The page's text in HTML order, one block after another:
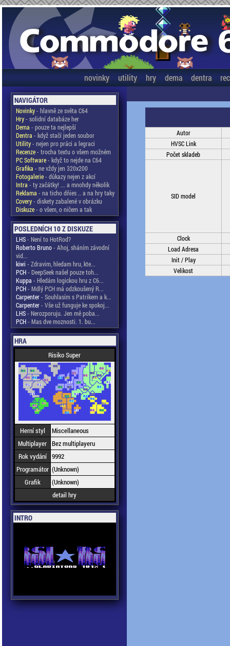
novinky utility hry dema dentra
NAVIGÁTOR
Novinky- hlavně ze světa C64
Hry- solidní databáze her
Dema - pouze ta nejlepší
Dentra - když stačí jeden soubor
Utility- nejen pro práci a legraci
Recenze- trocha textu o všem možném
PC Software- když to nejde na C64
Grafika - ne vždy jen 320x200
Fotogalerie- důkazy nejen z akcí
Intra - ty začátky! ... a mnohdy několik
Reklama - na ticho dňies .. a na hry taky
Covery- diskety zabalené v obrázku
Diskuze- o všem, o ničem a tak
POSLEDNÍCH 10 Z DISKUZE
LHS- Není to HotRod?
Roberto Bruno- Ahoj, sháním závodní
vid...
kiwi - Zdravim, hledam hru, kte...
PCH- DeepSeek našel pouze toh...
Kuppa - Hledám logickou hru z C6...
PCH- Mdlý PCH má odzkoušený R...
Carpenter- Souhlasím s Patrikem a k...
Carpenter- Vše už funguje ke spokoj...
LHS- Nerozporuju. Jen mě poba...
PCH- Mas dve moznosti. 1. bu...
HRA
Risiko Super
Herní styl
Miscellaneous
Multiplayer Bez multiplayeru
Rok vydání 9992
Programátor (Unknown)
Grafik
(Unknown)
detail hry
INTRO
Autor
HVSC Link
Počet skladeb
SID model
Clock
Load Adresa
Init / Play
Velikost